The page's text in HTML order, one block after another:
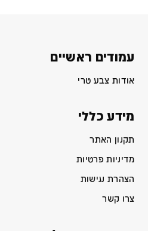
עמודים ראשיים
אודות צבע טרי
מידע כללי
תקנון האתר
מדיניות פרטיות
הצהרת נגישות
צרו קשר